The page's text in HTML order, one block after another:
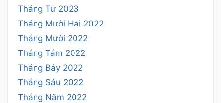
Tháng Tư 2023
Tháng Mười Hai 2022
Tháng Mười 2022
Tháng Tám 2022
Tháng Bảy 2022
Tháng Sáu 2022
Tháng Năm 2022